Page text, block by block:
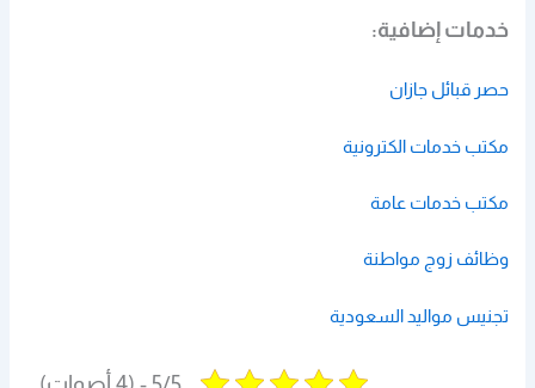
خدمات إضافية:
حصر قبائل جازان
مكتب خدمات الكترونية
مكتب خدمات عامة
وظائف زوج مواطنة
تجنيس مواليد السعودية